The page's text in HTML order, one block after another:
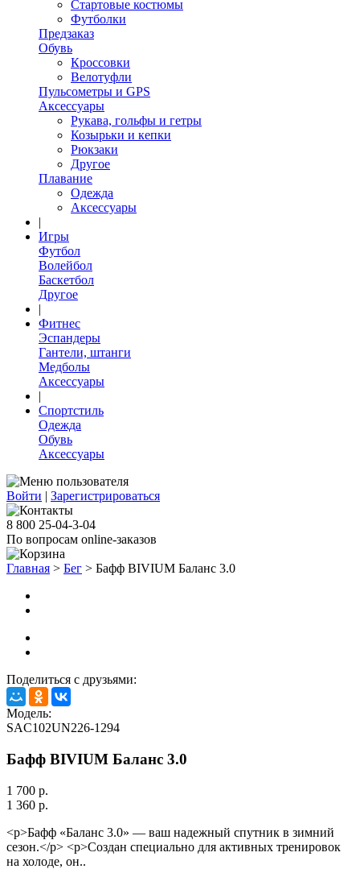
Стартовые костюмы
Футболки
Предзаказ
Обувь
Кроссовки
Велотуфли
Пульсометры и GPS
Аксессуары
Рукава, гольфы и гетры
Козырьки и кепки
Рюкзаки
Другое
Плавание
Одежда
Аксессуары
|
Игры
Футбол
Волейбол
Баскетбол
Другое
|
Фитнес
Эспандеры
Гантели, штанги
Медболы
Аксессуары
|
Спортстиль
Одежда
Обувь
Аксессуары
Войти | Зарегистрироваться
8 800 25-04-3-04
По вопросам online-заказов
Главная > Бег > Бафф BIVIUM Баланс 3.0
Поделиться с друзьями:
Модель:
SAC102UN226-1294
Бафф BIVIUM Баланс 3.0
1 700 р.
1 360 р.
<p>Бафф «Баланс 3.0» — ваш надежный спутник в зимний
сезон.</p> <p>Создан специально для активных тренировок
на холоде, он..